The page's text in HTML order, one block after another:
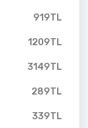
919TL
1209TL
3149TL
289TL
339TL